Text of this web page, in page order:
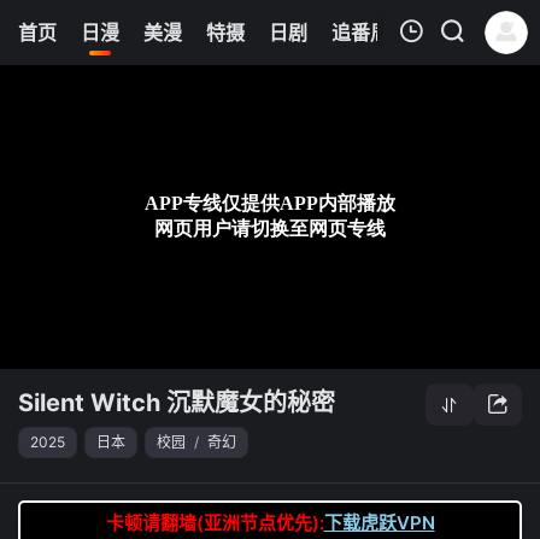
首页 日漫 美漫 特摄 日剧 追番周表 今日更新
0
清空
Silent Witch 沉默魔女的秘密
2025 日本 校园 / 奇幻
卡顿请翻墙(亚洲节点优先):下载虎跃VPN